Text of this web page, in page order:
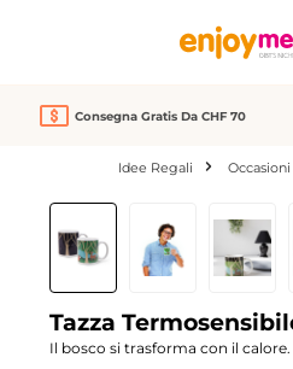
Consegna Gratis Da CHF 70
Idee Regali Occasioni
Salta la galleria di immagini
Tazza
Il bosco si trasforma con il calore.